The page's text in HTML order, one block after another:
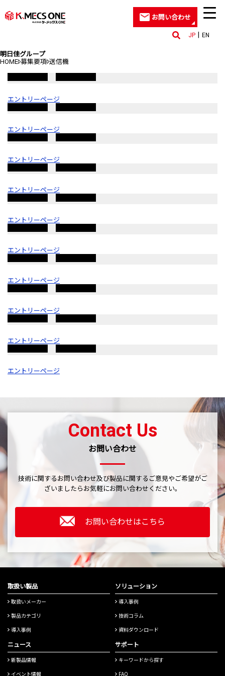
JP EN
お問い合わせ
明日佳グループ
HOME 募集要項 送信機
エントリーページ
エントリーページ
エントリーページ
エントリーページ
エントリーページ
エントリーページ
エントリーページ
エントリーページ
エントリーページ
エントリーページ
Contact Us
お問い合わせ
技術に関するお問い合わせ及び製品に関するご意見やご希望がご
ざいましたら お気軽にお問い合わせください。
お問い合わせはこちら
取扱い製品
取扱いメーカー
製品カテゴリ
導入事例
ソリューション
導入事例
技術コラム
資料ダウンロード
ニュース
新製品情報
イベント情報
サポート
キーワードから探す
FAQ